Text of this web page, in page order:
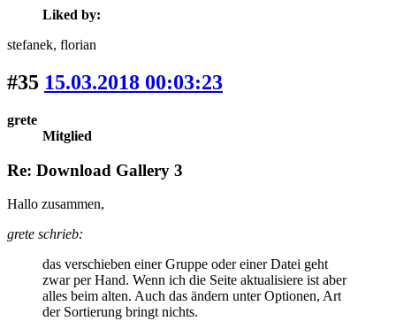
Liked by:
stefanek, florian
#35 15.03.2018 00:03:23
grete
Mitglied
Re: Download Gallery 3
Hallo zusammen,
grete schrieb:
das verschieben einer Gruppe oder einer Datei geht
zwar per Hand. Wenn ich die Seite aktualisiere ist aber
alles beim alten. Auch das ändern unter Optionen, Art
der Sortierung bringt nichts.